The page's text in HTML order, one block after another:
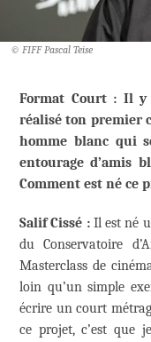
© FIFF Pascal Teise
Format Court : Il y
réalisé ton premier
homme blanc qui
entourage d’amis
Comment est né ce
Salif Cissé :Il est né
du Conservatoire
Masterclass de
loin qu’un simple
écrire un court
ce projet, c’est que